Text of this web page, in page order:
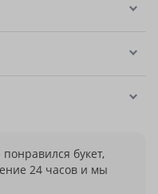
букет,
24 часов и мы